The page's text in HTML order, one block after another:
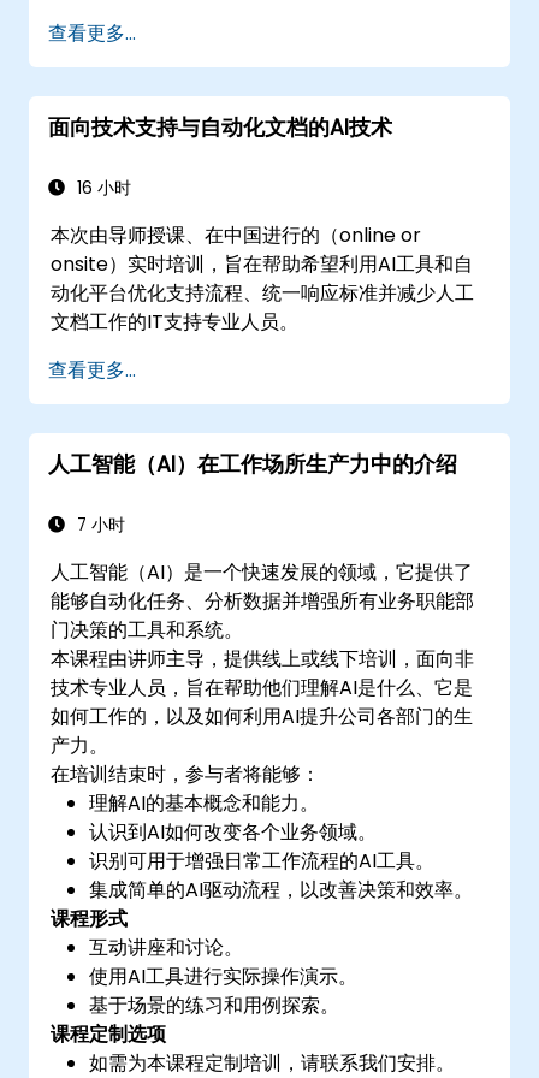
查看更多...
面向技术支持与自动化文档的AI技术
16 小时
本次由导师授课、在中国进行的（online or
onsite）实时培训，旨在帮助希望利用AI工具和自
动化平台优化支持流程、统一响应标准并减少人工
文档工作的IT支持专业人员。
查看更多...
人工智能（AI）在工作场所生产力中的介绍
7 小时
人工智能（AI）是一个快速发展的领域，它提供了
能够自动化任务、分析数据并增强所有业务职能部
门决策的工具和系统。
本课程由讲师主导，提供线上或线下培训，面向非
技术专业人员，旨在帮助他们理解AI是什么、它是
如何工作的，以及如何利用AI提升公司各部门的生
产力。
在培训结束时，参与者将能够：
理解AI的基本概念和能力。
认识到AI如何改变各个业务领域。
识别可用于增强日常工作流程的AI工具。
集成简单的AI驱动流程，以改善决策和效率。
课程形式
互动讲座和讨论。
使用AI工具进行实际操作演示。
基于场景的练习和用例探索。
课程定制选项
如需为本课程定制培训，请联系我们安排。